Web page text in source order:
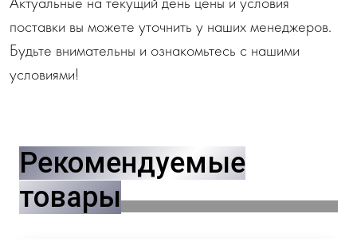
поставки вы можете уточнить у наших менеджеров.
Будьте внимательны и ознакомьтесь с нашими
условиями!
Рекомендуемые
товары